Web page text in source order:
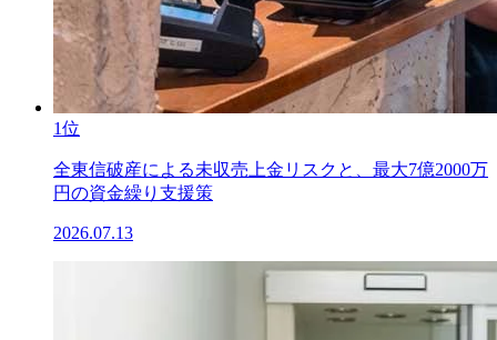
1位
全東信破産による未収売上金リスクと、最大7億2000万
円の資金繰り支援策
2026.07.13